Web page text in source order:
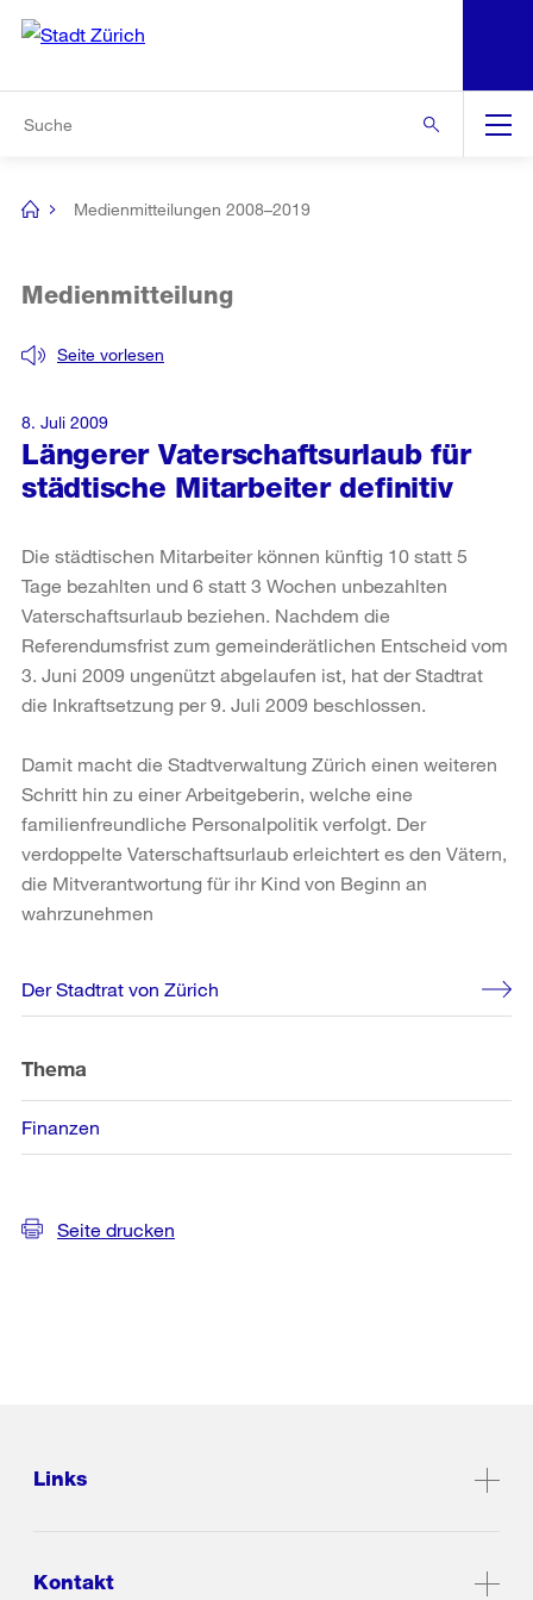
Navigation
[no
Medienmitteilungen 2008–2019
Längerer Vaterschaftsurlaub für
städtische Mitarbeiter definitiv
Seite vorlesen
Medienmitteilung
8. Juli 2009
Die städtischen Mitarbeiter können künftig 10 statt 5
Tage bezahlten und 6 statt 3 Wochen unbezahlten
Vaterschaftsurlaub beziehen. Nachdem die
Referendumsfrist zum gemeinderätlichen Entscheid vom
3. Juni 2009 ungenützt abgelaufen ist, hat der Stadtrat
die Inkraftsetzung per 9. Juli 2009 beschlossen.
Damit macht die Stadtverwaltung Zürich einen weiteren
Schritt hin zu einer Arbeitgeberin, welche eine
familienfreundliche Personalpolitik verfolgt. Der
verdoppelte Vaterschaftsurlaub erleichtert es den Vätern,
die Mitverantwortung für ihr Kind von Beginn an
wahrzunehmen
Weitere
Informationen
Der Stadtrat von Zürich
Thema
Finanzen
Seite drucken
Links
Kontakt